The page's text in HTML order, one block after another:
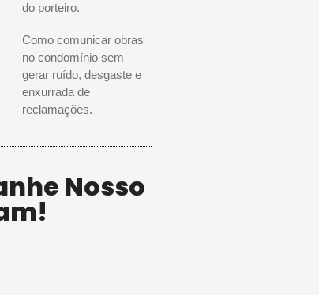
do porteiro.
Como comunicar obras
no condomínio sem
gerar ruído, desgaste e
enxurrada de
reclamações.
Nosso